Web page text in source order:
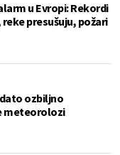
u Evropi: Rekordi
reke presušuju, požari
ozbiljno
meteorolozi